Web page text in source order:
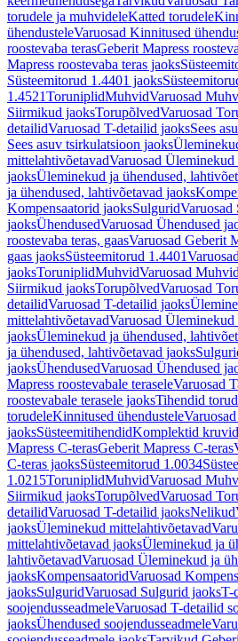
torudele ja muhvideleKatted torudele
ühendusteleVaruosad Kinnitused
roostevaba terasGeberit Mapress
Mapress roostevaba teras jaoks
Süsteemitorud 1.4401 jaoks
1.4521ToruniplidMuhvidVaruosad
Siirmikud jaoksTorupõlvedVaruosad
detailidVaruosad T-detailid jaoksSees
Sees asuv tsirkulatsioon jaoks
mittelahtivõetavadVaruosad
jaoksÜleminekud ja ühendused,
ja ühendused, lahtivõetavad jaoks
Kompensaatorid jaoksSulguridVaruosad
jaoksÜhendusedVaruosad Ühendused
roostevaba teras, gaasVaruosad Geberit
gaas jaoksSüsteemitorud 1.4401
jaoksToruniplidMuhvidVaruosad
Siirmikud jaoksTorupõlvedVaruosad
detailidVaruosad T-detailid jaoks
mittelahtivõetavadVaruosad
jaoksÜleminekud ja ühendused,
ja ühendused, lahtivõetavad jaoks
jaoksÜhendusedVaruosad Ühendused
Mapress roostevabale teraseleVaruosad
roostevabale terasele jaoksTihendid
torudeleKinnitused ühendustele
jaoksSüsteemitihendidKomplektid
Mapress C-terasGeberit Mapress C-teras
C-teras jaoksSüsteemitorud 1.0034
1.0215ToruniplidMuhvidVaruosad
Siirmikud jaoksTorupõlvedVaruosad
detailidVaruosad T-detailid jaoksNelikud
jaoksÜleminekud mittelahtivõetavad
mittelahtivõetavad jaoksÜleminekud ja
lahtivõetavadVaruosad Üleminekud ja
jaoksKompensaatoridVaruosad
jaoksSulguridVaruosad Sulgurid jaoksT-
soojendusseadmeleVaruosad T-detailid
jaoksÜhendused soojendusseadmele